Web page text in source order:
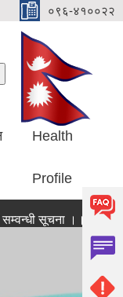
०९६-४१००२२
Health
Profile
।। सूचना ।